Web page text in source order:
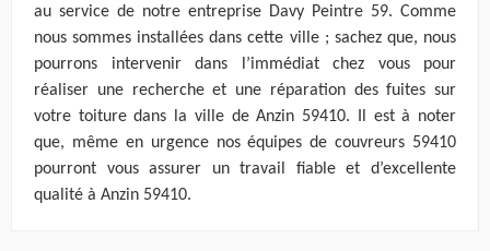
au service de notre entreprise Davy Peintre 59. Comme
nous sommes installées dans cette ville ; sachez que, nous
pourrons intervenir dans l’immédiat chez vous pour
réaliser une recherche et une réparation des fuites sur
votre toiture dans la ville de Anzin 59410. Il est à noter
que, même en urgence nos équipes de couvreurs 59410
pourront vous assurer un travail fiable et d’excellente
qualité à Anzin 59410.